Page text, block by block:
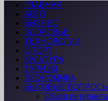
ГЛАВНАЯ
АВТО
БИЗНЕС
ЗДОРОВЬЕ
ТЕХНОЛОГИИ
СПОРТ
КУЛЬТУРА
ТУРИЗМ
ЭКОНОМИКА
БЫТОВЫЕ ВОПРОСЫ
Обзор интернета